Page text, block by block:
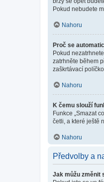
Pokud nebudete
Nahoru
Proč se
Pokud
zatrhněte během
zaškrtávací
Nahoru
K čemu slouží
Funkce „Smazat
četli, a které ještě
Nahoru
Předvolby a
Jak můžu změnit